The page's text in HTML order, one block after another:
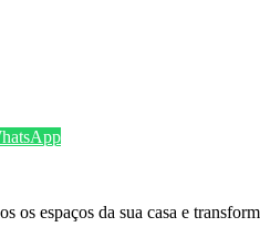
os espaços da sua casa e